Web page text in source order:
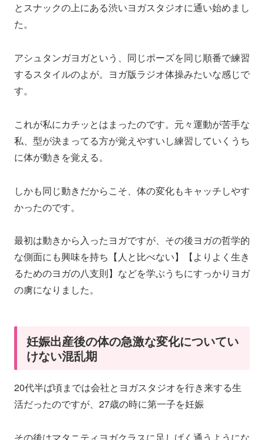
とスナックの上にある渋いヨガスタジオに通い始めまし
た。
アシュタンガヨガという、同じポーズを同じ順番で練習
するスタイルのよが。ヨガ版ラジオ体操みたいな感じで
す。
これが私にカチッとはまったのです。元々運動が苦手な
私、型が決まってる方が覚えやすいし練習していくうち
に体が動きを覚える。
しかも同じ動きだからこそ、体の変化もキャッチしやす
かったのです。
最初は動きから入ったヨガですが、その後ヨガの哲学的
な側面にも興味を持ち【人と比べない】【よりよく生き
るためのヨガの八支則】などを学ぶうちにすっかりヨガ
の虜になりました。
妊娠出産後の体の急激な変化についてい
けない混乱期
20代半ば頃までは会社とヨガスタジオを行き来する生
活だったのですが、27歳の時に第一子を妊娠